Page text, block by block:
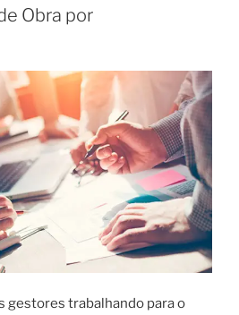
Obra por
gestores trabalhando para o